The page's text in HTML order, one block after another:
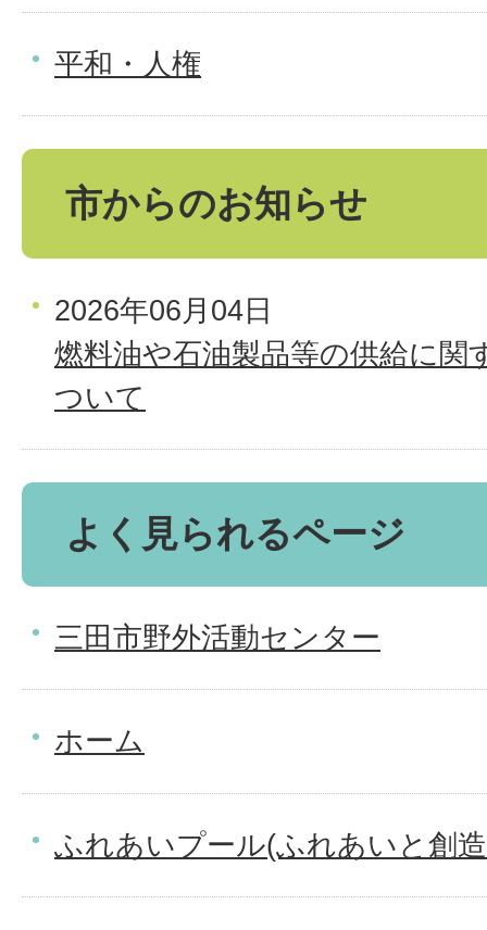
平和・人権
市からのお知らせ
2026年06月04日
燃料油や石油製品等の供給に関
ついて
よく見られるページ
三田市野外活動センター
ホーム
ふれあいプール(ふれあいと創